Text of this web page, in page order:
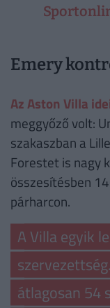
Emery
Az Aston Villa
meggyőző volt:
szakaszban a
Forestet is nagy
összesítésben
párharcon.
A Villa egyik
átlagosan 54